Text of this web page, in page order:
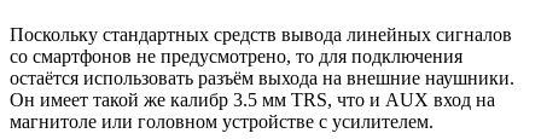
Поскольку стандартных средств вывода линейных сигналов
со смартфонов не предусмотрено, то для подключения
остаётся использовать разъём выхода на внешние наушники.
Он имеет такой же калибр 3.5 мм TRS, что и AUX вход на
магнитоле или головном устройстве с усилителем.